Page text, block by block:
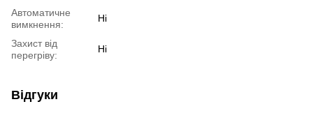
Автоматичне
вимкнення:
Ні
Захист від
перегріву:
Ні
Відгуки